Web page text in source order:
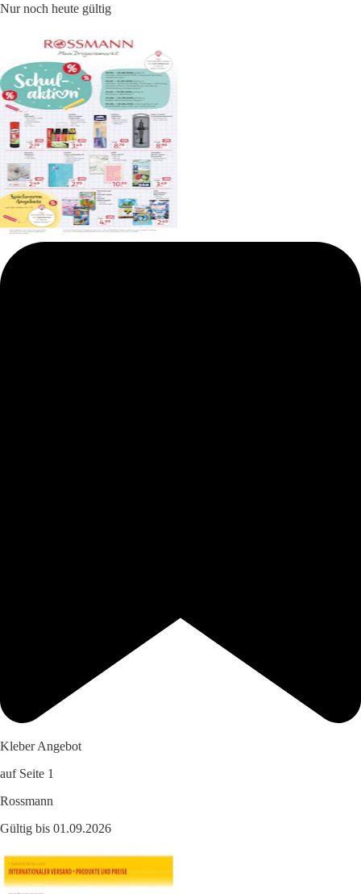
Nur noch heute gültig
Kleber Angebot
auf Seite 1
Rossmann
Gültig bis 01.09.2026